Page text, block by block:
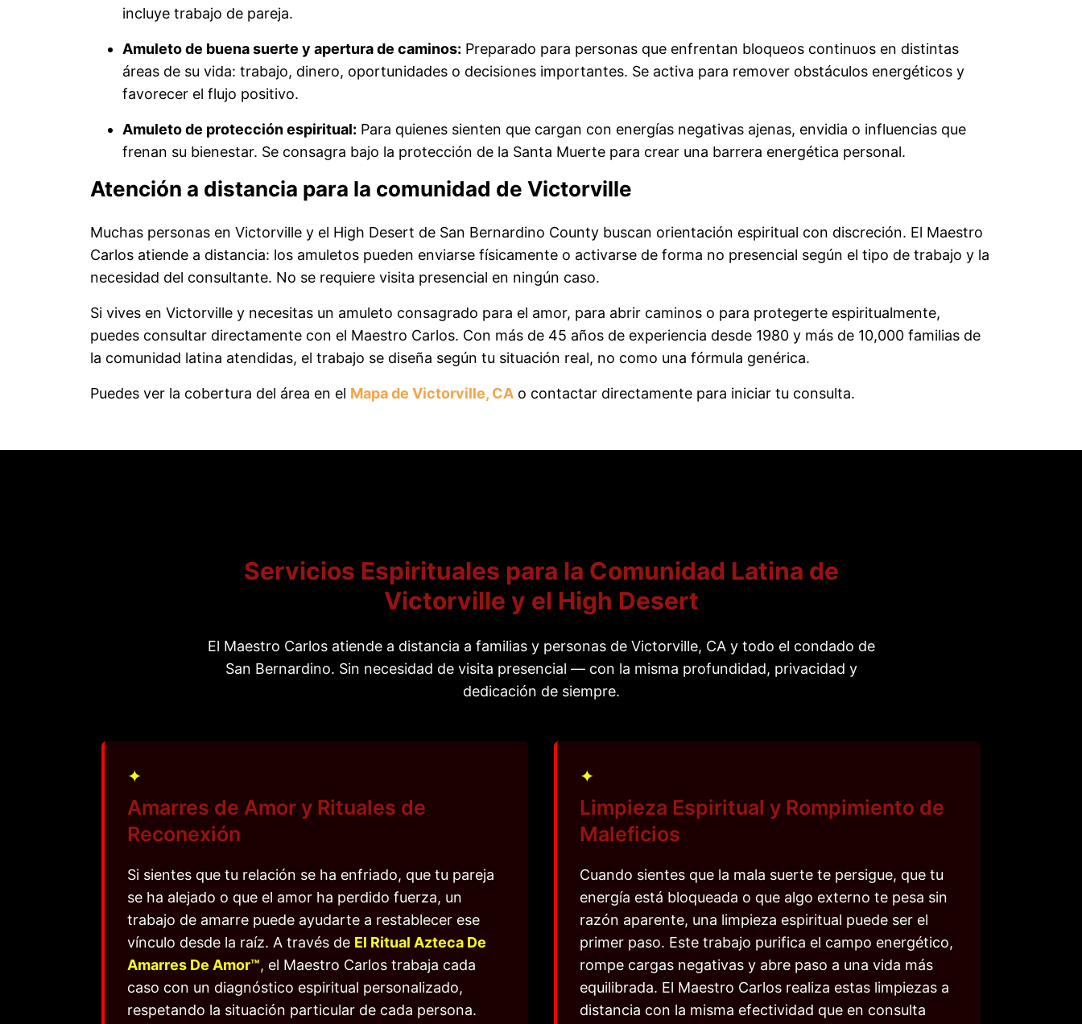
incluye trabajo de pareja.
Amuleto de buena suerte y apertura de caminos: Preparado para personas que enfrentan bloqueos continuos en distintas
áreas de su vida: trabajo, dinero, oportunidades o decisiones importantes. Se activa para remover obstáculos energéticos y
favorecer el flujo positivo.
Amuleto de protección espiritual: Para quienes sienten que cargan con energías negativas ajenas, envidia o influencias que
frenan su bienestar. Se consagra bajo la protección de la Santa Muerte para crear una barrera energética personal.
Atención a distancia para la comunidad de Victorville
Muchas personas en Victorville y el High Desert de San Bernardino County buscan orientación espiritual con discreción. El Maestro
Carlos atiende a distancia: los amuletos pueden enviarse físicamente o activarse de forma no presencial según el tipo de trabajo y la
necesidad del consultante. No se requiere visita presencial en ningún caso.
Si vives en Victorville y necesitas un amuleto consagrado para el amor, para abrir caminos o para protegerte espiritualmente,
puedes consultar directamente con el Maestro Carlos. Con más de 45 años de experiencia desde 1980 y más de 10,000 familias de
la comunidad latina atendidas, el trabajo se diseña según tu situación real, no como una fórmula genérica.
Puedes ver la cobertura del área en el Mapa de Victorville, CA o contactar directamente para iniciar tu consulta.
Servicios Espirituales para la Comunidad Latina de
Victorville y el High Desert
El Maestro Carlos atiende a distancia a familias y personas de Victorville, CA y todo el condado de
San Bernardino. Sin necesidad de visita presencial — con la misma profundidad, privacidad y
dedicación de siempre.
✦
Amarres de Amor y Rituales de
Reconexión
Si sientes que tu relación se ha enfriado, que tu pareja
se ha alejado o que el amor ha perdido fuerza, un
trabajo de amarre puede ayudarte a restablecer ese
vínculo desde la raíz. A través de El Ritual Azteca De
Amarres De Amor™, el Maestro Carlos trabaja cada
caso con un diagnóstico espiritual personalizado,
respetando la situación particular de cada persona.
✦
Limpieza Espiritual y Rompimiento de
Maleficios
Cuando sientes que la mala suerte te persigue, que tu
energía está bloqueada o que algo externo te pesa sin
razón aparente, una limpieza espiritual puede ser el
primer paso. Este trabajo purifica el campo energético,
rompe cargas negativas y abre paso a una vida más
equilibrada. El Maestro Carlos realiza estas limpiezas a
distancia con la misma efectividad que en consulta